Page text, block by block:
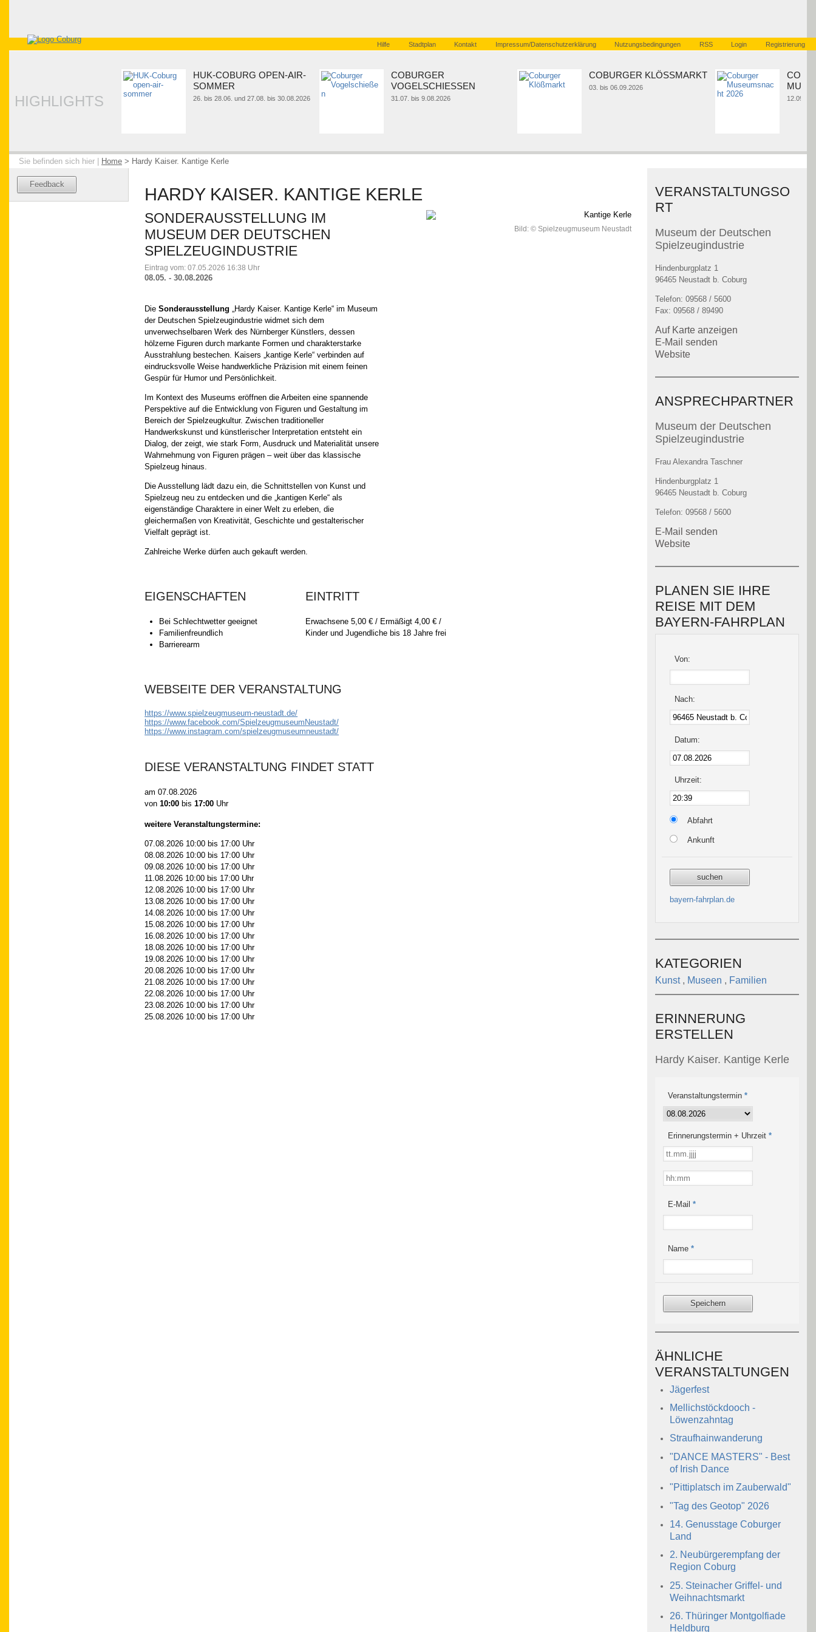
Hilfe Stadtplan Kontakt Impressum/Datenschutzerklärung Nutzungsbedingungen RSS Login Registrierung
HIGHLIGHTS
HUK-COBURG OPEN-AIR-
SOMMER
26. bis 28.06. und 27.08. bis 30.08.2026
COBURGER
VOGELSCHIESSEN
31.07. bis 9.08.2026
COBURGER KLÖSSMARKT
03. bis 06.09.2026
Sie befinden sich hier | Home > Hardy Kaiser. Kantige Kerle
Feedback
VERANSTALTUNGSO
RT
Museum der Deutschen
Spielzeugindustrie
Hindenburgplatz 1
96465 Neustadt b. Coburg
Telefon: 09568 / 5600
Fax: 09568 / 89490
Auf Karte anzeigen
E-Mail senden
Website
ANSPRECHPARTNER
Museum der Deutschen
Spielzeugindustrie
Frau Alexandra Taschner
Hindenburgplatz 1
96465 Neustadt b. Coburg
Telefon: 09568 / 5600
E-Mail senden
Website
PLANEN SIE IHRE
REISE MIT DEM
BAYERN-FAHRPLAN
Von:
Nach:
Datum:
Uhrzeit:
Abfahrt
Ankunft
bayern-fahrplan.de
KATEGORIEN
Kunst , Museen , Familien
ERINNERUNG
ERSTELLEN
Hardy Kaiser. Kantige Kerle
Veranstaltungstermin*
Erinnerungstermin + Uhrzeit*
E-Mail*
Name*
ÄHNLICHE
VERANSTALTUNGEN
Jägerfest
Mellichstöckdooch -
Löwenzahntag
Straufhainwanderung
"DANCE MASTERS" - Best
of Irish Dance
"Pittiplatsch im Zauberwald"
"Tag des Geotop" 2026
14. Genusstage Coburger
Land
2. Neubürgerempfang der
Region Coburg
25. Steinacher Griffel- und
Weihnachtsmarkt
26. Thüringer Montgolfiade
Heldburg
HARDY KAISER. KANTIGE KERLE
SONDERAUSSTELLUNG IM
MUSEUM DER DEUTSCHEN
SPIELZEUGINDUSTRIE
Eintrag vom: 07.05.2026 16:38 Uhr
08.05. - 30.08.2026
DieSonderausstellung
„Hardy Kaiser. Kantige Kerle“ im Museum
der Deutschen Spielzeugindustrie widmet sich dem
unverwechselbaren Werk des Nürnberger Künstlers, dessen
hölzerne Figuren durch markante Formen und charakterstarke
Ausstrahlung bestechen. Kaisers „kantige Kerle“ verbinden auf
eindrucksvolle Weise handwerkliche Präzision mit einem feinen
Gespür für Humor und Persönlichkeit.
Im Kontext des Museums eröffnen die Arbeiten eine spannende
Perspektive auf die Entwicklung von Figuren und Gestaltung im
Bereich der Spielzeugkultur. Zwischen traditioneller
Handwerkskunst und künstlerischer Interpretation entsteht ein
Dialog, der zeigt, wie stark Form, Ausdruck und Materialität unsere
Wahrnehmung von Figuren prägen – weit über das klassische
Spielzeug hinaus.
Die Ausstellung lädt dazu ein, die Schnittstellen von Kunst und
Spielzeug neu zu entdecken und die „kantigen Kerle“ als
eigenständige Charaktere in einer Welt zu erleben, die
gleichermaßen von Kreativität, Geschichte und gestalterischer
Vielfalt geprägt ist.
Zahlreiche Werke dürfen auch gekauft werden.
Bild: © Spielzeugmuseum Neustadt
EIGENSCHAFTEN
Bei Schlechtwetter geeignet
Familienfreundlich
Barrierearm
EINTRITT
Erwachsene 5,00 € / Ermäßigt 4,00 € /
Kinder und Jugendliche bis 18 Jahre frei
WEBSEITE DER VERANSTALTUNG
https://www.spielzeugmuseum-neustadt.de/
https://www.facebook.com/SpielzeugmuseumNeustadt/
https://www.instagram.com/spielzeugmuseumneustadt/
DIESE VERANSTALTUNG FINDET STATT
am07.08.2026
von 10:00 bis 17:00 Uhr
weitere Veranstaltungstermine:
07.08.2026 10:00 bis 17:00 Uhr
08.08.2026 10:00 bis 17:00 Uhr
09.08.2026 10:00 bis 17:00 Uhr
11.08.2026 10:00 bis 17:00 Uhr
12.08.2026 10:00 bis 17:00 Uhr
13.08.2026 10:00 bis 17:00 Uhr
14.08.2026 10:00 bis 17:00 Uhr
15.08.2026 10:00 bis 17:00 Uhr
16.08.2026 10:00 bis 17:00 Uhr
18.08.2026 10:00 bis 17:00 Uhr
19.08.2026 10:00 bis 17:00 Uhr
20.08.2026 10:00 bis 17:00 Uhr
21.08.2026 10:00 bis 17:00 Uhr
22.08.2026 10:00 bis 17:00 Uhr
23.08.2026 10:00 bis 17:00 Uhr
25.08.2026 10:00 bis 17:00 Uhr